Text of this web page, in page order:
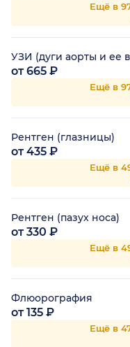
Ещё в
УЗИ (дуги аорты и ее
от 665 ₽
Ещё в
Рентген (глазницы)
от 435 ₽
Ещё в
Рентген (пазух носа)
от 330 ₽
Ещё в
Флюорография
от 135 ₽
Ещё в